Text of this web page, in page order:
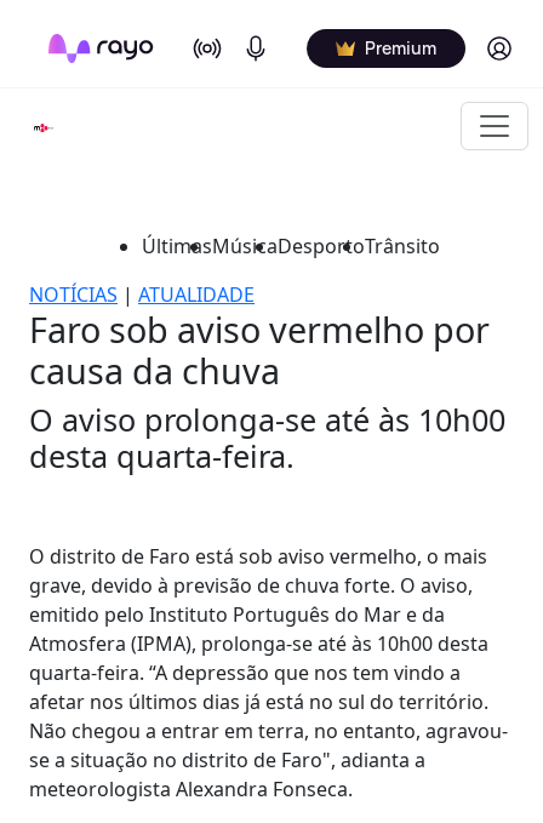
On Air Podcasts Premium Log in
ÚltimasMúsicaDesportoTrânsito
NOTÍCIAS | ATUALIDADE
Faro sob aviso vermelho por
causa da chuva
O aviso prolonga-se até às 10h00
desta quarta-feira.
O distrito de Faro está sob aviso vermelho, o mais
grave, devido à previsão de chuva forte. O aviso,
emitido pelo Instituto Português do Mar e da
Atmosfera (IPMA), prolonga-se até às 10h00 desta
quarta-feira. “A depressão que nos tem vindo a
afetar nos últimos dias já está no sul do território.
Não chegou a entrar em terra, no entanto, agravou-
se a situação no distrito de Faro", adianta a
meteorologista Alexandra Fonseca.